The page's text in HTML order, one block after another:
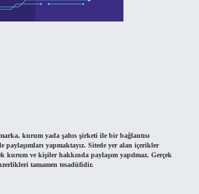
kurum yada şahıs şirketi ile bir bağlantısı
paylaşımları yapmaktayız. Sitede yer alan içerikler
kurum ve kişiler hakkında paylaşım yapılmaz. Gerçek
tamamen tesadüfidir.